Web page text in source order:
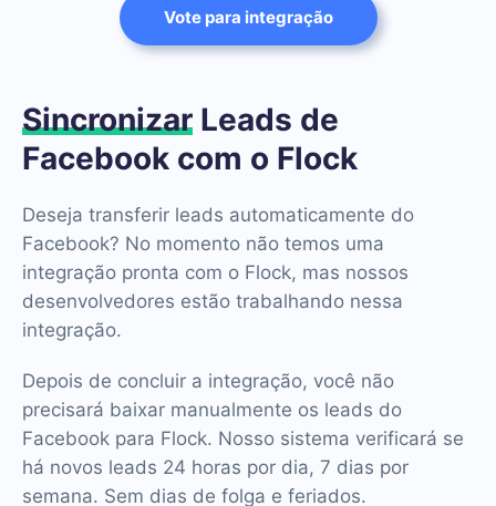
Vote para integração
Sincronizar Leads de
Facebook com o Flock
Deseja transferir leads automaticamente do
Facebook? No momento não temos uma
integração pronta com o Flock, mas nossos
desenvolvedores estão trabalhando nessa
integração.
Depois de concluir a integração, você não
precisará baixar manualmente os leads do
Facebook para Flock. Nosso sistema verificará se
há novos leads 24 horas por dia, 7 dias por
semana. Sem dias de folga e feriados.